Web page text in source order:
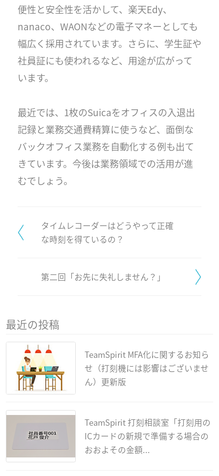
便性と安全性を活かして、楽天Edy、
nanaco、WAONなどの電子マネーとしても
幅広く採用されています。さらに、学生証や
社員証にも使われるなど、用途が広がって
います。
最近では、1枚のSuicaをオフィスの入退出
記録と業務交通費精算に使うなど、面倒な
バックオフィス業務を自動化する例も出て
きています。今後は業務領域での活用が進
むでしょう。
タイムレコーダーはどうやって正確
な時刻を得ているの？
第二回「お先に失礼しません？」
最近の投稿
TeamSpirit MFA化に関するお知ら
せ（打刻機には影響はございませ
ん）更新版
TeamSpirit 打刻相談室「打刻用の
ICカードの新規で準備する場合の
おおよその金額...